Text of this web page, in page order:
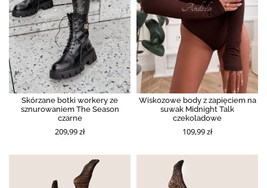
Skórzane botki workery ze
sznurowaniem The Season
czarne
209,99 zł
Wiskozowe body z zapięciem na
suwak Midnight Talk
czekoladowe
109,99 zł